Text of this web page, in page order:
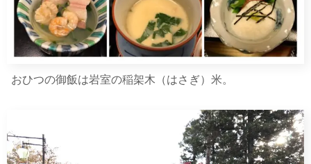
おひつの御飯は岩室の稲架木（はさぎ）米。